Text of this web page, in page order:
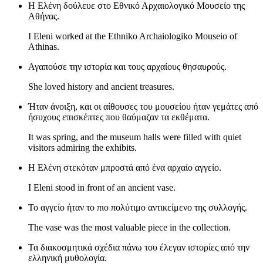
Η Ελένη δούλευε στο Εθνικό Αρχαιολογικό Μουσείο της
Αθήνας.
I Eleni worked at the Ethniko Archaiologiko Mouseio of
Athinas.
Αγαπούσε την ιστορία και τους αρχαίους θησαυρούς.
She loved history and ancient treasures.
Ήταν άνοιξη, και οι αίθουσες του μουσείου ήταν γεμάτες από
ήσυχους επισκέπτες που θαύμαζαν τα εκθέματα.
It was spring, and the museum halls were filled with quiet
visitors admiring the exhibits.
Η Ελένη στεκόταν μπροστά από ένα αρχαίο αγγείο.
I Eleni stood in front of an ancient vase.
Το αγγείο ήταν το πιο πολύτιμο αντικείμενο της συλλογής.
The vase was the most valuable piece in the collection.
Τα διακοσμητικά σχέδια πάνω του έλεγαν ιστορίες από την
ελληνική μυθολογία.